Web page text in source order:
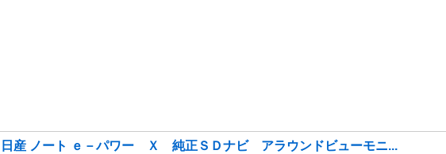
日産 ノート ｅ－パワー Ｘ 純正ＳＤナビ アラウンドビューモニ...